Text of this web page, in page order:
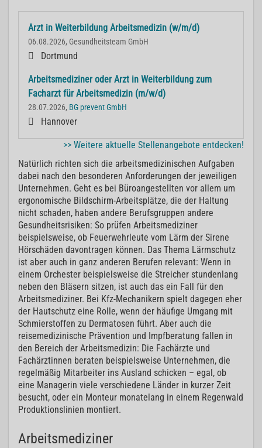
Arzt in Weiterbildung Arbeitsmedizin (w/m/d)
06.08.2026, Gesundheitsteam GmbH
Dortmund
Arbeitsmediziner oder Arzt in Weiterbildung zum
Facharzt für Arbeitsmedizin (m/w/d)
28.07.2026, BG prevent GmbH
Hannover
>> Weitere aktuelle Stellenangebote entdecken!
Natürlich richten sich die arbeitsmedizinischen Aufgaben
dabei nach den besonderen Anforderungen der jeweiligen
Unternehmen. Geht es bei Büroangestellten vor allem um
ergonomische Bildschirm-Arbeitsplätze, die der Haltung
nicht schaden, haben andere Berufsgruppen andere
Gesundheitsrisiken: So prüfen Arbeitsmediziner
beispielsweise, ob Feuerwehrleute vom Lärm der Sirene
Hörschäden davontragen können. Das Thema Lärmschutz
ist aber auch in ganz anderen Berufen relevant: Wenn in
einem Orchester beispielsweise die Streicher stundenlang
neben den Bläsern sitzen, ist auch das ein Fall für den
Arbeitsmediziner. Bei Kfz-Mechanikern spielt dagegen eher
der Hautschutz eine Rolle, wenn der häufige Umgang mit
Schmierstoffen zu Dermatosen führt. Aber auch die
reisemedizinische Prävention und Impfberatung fallen in
den Bereich der Arbeitsmedizin: Die Fachärzte und
Fachärztinnen beraten beispielsweise Unternehmen, die
regelmäßig Mitarbeiter ins Ausland schicken – egal, ob
eine Managerin viele verschiedene Länder in kurzer Zeit
besucht, oder ein Monteur monatelang in einem Regenwald
Produktionslinien montiert.
Arbeitsmediziner